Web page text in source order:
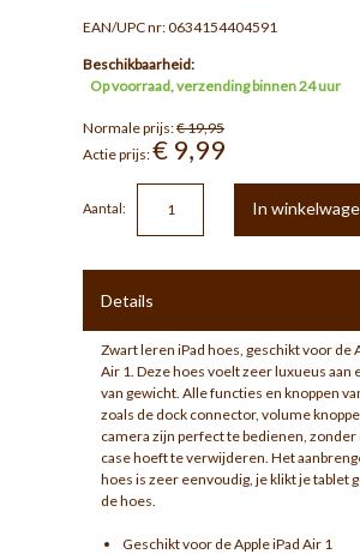
EAN/UPC nr: 0634154404591
Beschikbaarheid:
Op voorraad, verzending binnen 24 uur
Normale prijs:€ 19,95
Actie prijs:€ 9,99
Aantal: In
Details
Zwart leren iPad hoes, geschikt voor de
Air 1. Deze hoes voelt zeer luxueus aan
van gewicht. Alle functies en knoppen
zoals de dock connector, volume
camera zijn perfect te bedienen, zonder
case hoeft te verwijderen. Het
hoes is zeer eenvoudig, je klikt je tablet
de hoes.
Geschikt voor de Apple iPad Air 1